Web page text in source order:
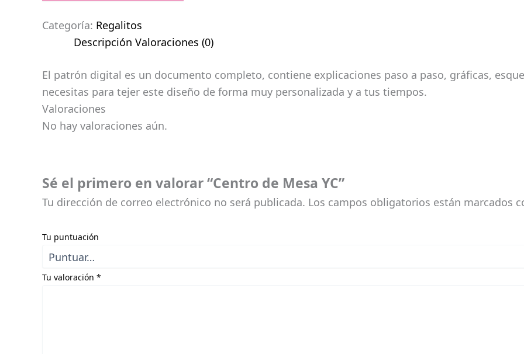
Categoría: Regalitos
Descripción Valoraciones (0)
El patrón digital es un documento completo, contiene explicaciones paso a paso, gráficas,
necesitas para tejer este diseño de forma muy personalizada y a tus tiempos.
Valoraciones
No hay valoraciones aún.
Sé el primero en valorar “Centro de Mesa YC”
Tu dirección de correo electrónico no será publicada. Los campos obligatorios están marcados
Tu puntuación
Tu valoración *